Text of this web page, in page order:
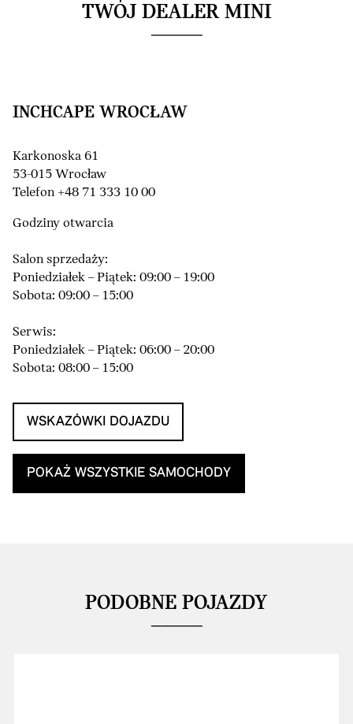
TWÓJ DEALER MINI
INCHCAPE WROCŁAW
Karkonoska 61
53-015 Wrocław
Telefon +48 71 333 10 00
Godziny otwarcia
Salon sprzedaży:
Poniedziałek – Piątek: 09:00 – 19:00
Sobota: 09:00 – 15:00
Serwis:
Poniedziałek – Piątek: 06:00 – 20:00
Sobota: 08:00 – 15:00
WSKAZÓWKI DOJAZDU
POKAŻ WSZYSTKIE SAMOCHODY
PODOBNE POJAZDY